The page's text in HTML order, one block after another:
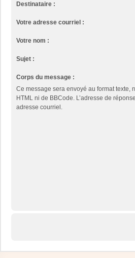
Destinataire :
Votre adresse courriel :
Votre nom :
Sujet :
Corps du message :
Ce message sera envoyé au format texte,
HTML ni de BBCode. L’adresse de
adresse courriel.